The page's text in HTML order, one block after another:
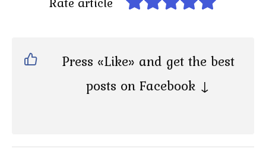
Press «Like» and get the best
posts on Facebook ↓